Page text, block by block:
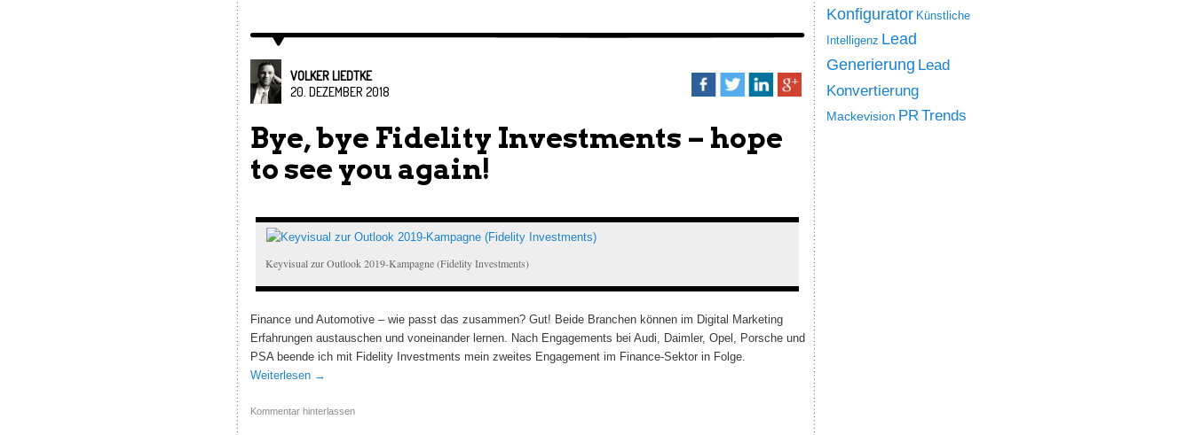
VOLKER LIEDTKE
20. DEZEMBER 2018
Bye, bye Fidelity Investments – hope
to see you again!
Keyvisual zur Outlook 2019-Kampagne (Fidelity Investments)
Finance und Automotive – wie passt das zusammen? Gut! Beide Branchen können im Digital Marketing
Erfahrungen austauschen und voneinander lernen. Nach Engagements bei Audi, Daimler, Opel, Porsche und
PSA beende ich mit Fidelity Investments mein zweites Engagement im Finance-Sektor in Folge.
Weiterlesen →
Kommentar hinterlassen
Konfigurator Künstliche
Intelligenz Lead
Generierung Lead
Konvertierung
Mackevision PRTrends